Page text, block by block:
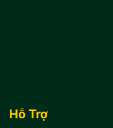
Hỗ Trợ